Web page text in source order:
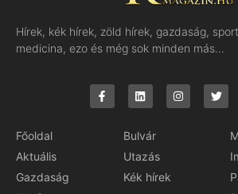
Hírek, kék hírek, zöld hírek, gazdaság,
medicina, ezo és még sok minden más…
Főoldal
Aktuális
Gazdaság
Bulvár
Utazás
Kék hírek